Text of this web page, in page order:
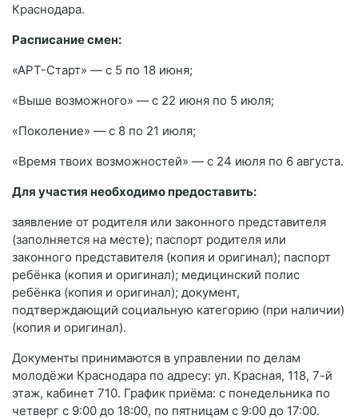
Краснодара.
Расписание смен:
«АРТ-Старт» — с 5 по 18 июня;
«Выше возможного» — с 22 июня по 5 июля;
«Поколение» — с 8 по 21 июля;
«Время твоих возможностей» — с 24 июля по 6 августа.
Для участия необходимо предоставить:
заявление от родителя или законного представителя
(заполняется на месте); паспорт родителя или
законного представителя (копия и оригинал); паспорт
ребёнка (копия и оригинал); медицинский полис
ребёнка (копия и оригинал); документ,
подтверждающий социальную категорию (при наличии)
(копия и оригинал).
Документы принимаются в управлении по делам
молодёжи Краснодара по адресу: ул. Красная, 118, 7-й
этаж, кабинет 710. График приёма: с понедельника по
четверг с 9:00 до 18:00, по пятницам с 9:00 до 17:00.